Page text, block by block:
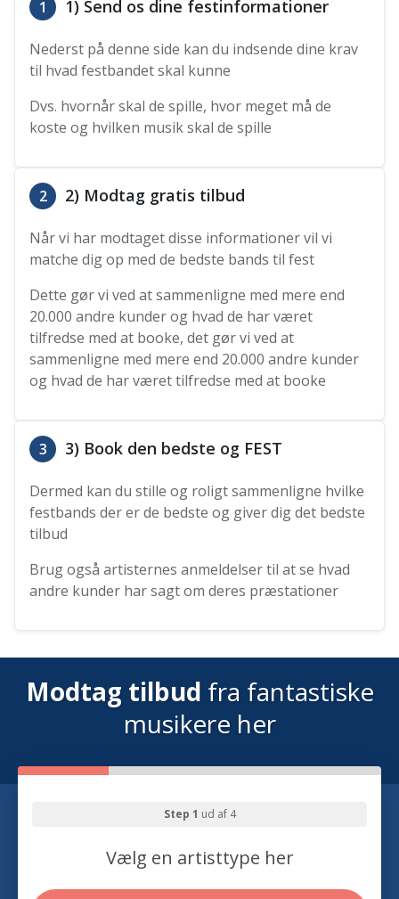
1 1) Send os dine festinformationer
Nederst på denne side kan du indsende dine krav
til hvad festbandet skal kunne
Dvs. hvornår skal de spille, hvor meget må de
koste og hvilken musik skal de spille
2 2) Modtag gratis tilbud
Når vi har modtaget disse informationer vil vi
matche dig op med de bedste bands til fest
Dette gør vi ved at sammenligne med mere end
20.000 andre kunder og hvad de har været
tilfredse med at booke, det gør vi ved at
sammenligne med mere end 20.000 andre kunder
og hvad de har været tilfredse med at booke
3 3) Book den bedste og FEST
Dermed kan du stille og roligt sammenligne hvilke
festbands der er de bedste og giver dig det bedste
tilbud
Brug også artisternes anmeldelser til at se hvad
andre kunder har sagt om deres præstationer
Modtag tilbud fra fantastiske
musikere her
Step 1 ud af 4
Vælg en artisttype her